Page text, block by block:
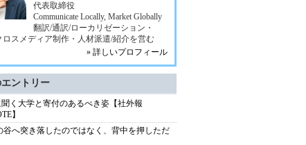
代表取締役
Communicate Locally, Market Globally
翻訳/通訳/ローカリゼーション・
ロスメディア制作・人材派遣/紹介を営む
» 詳しいプロフィール
ントリー
く大学と寄付のあるべき姿【社外報
】
谷へ突き落したのではなく、背中を押しただ